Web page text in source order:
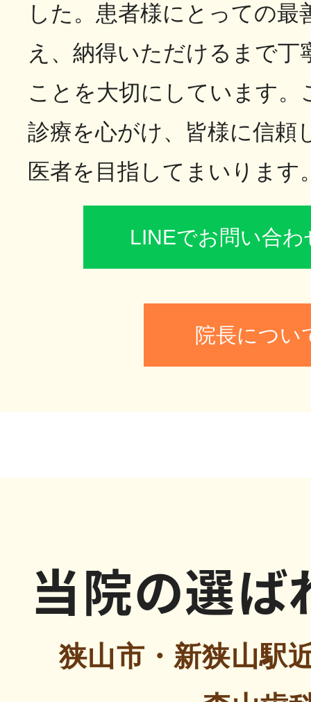
した。患者様にとっての最
え、納得いただけるまで丁
ことを大切にしています。
診療を心がけ、皆様に信頼
医者を目指してまいります
LINEでお問い合わ
院長につい
狭山市・新狭山駅
当院の選ば